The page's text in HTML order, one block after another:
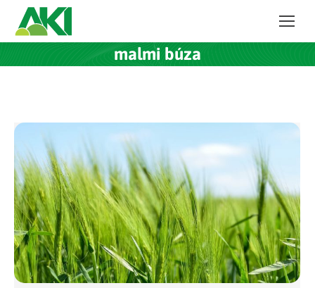
malmi búza